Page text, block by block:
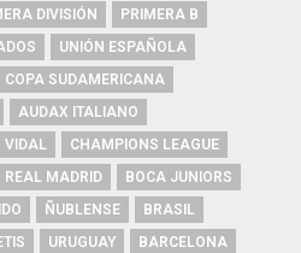
DIVISIÓN
PRIMERA B
UNIÓN ESPAÑOLA
COPA SUDAMERICANA
AUDAX ITALIANO
VIDAL
CHAMPIONS LEAGUE
REAL MADRID
BOCA JUNIORS
ÑUBLENSE
BRASIL
URUGUAY
BARCELONA